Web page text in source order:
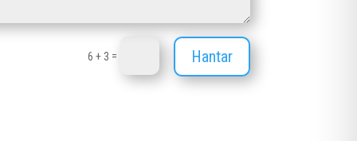
6 + 3 = Hantar